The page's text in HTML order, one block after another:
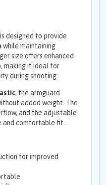
is designed to provide
while maintaining
size offers enhanced
making it ideal for
during shooting.
, the armguard
added weight. The
and the adjustable
and comfortable fit.
for improved